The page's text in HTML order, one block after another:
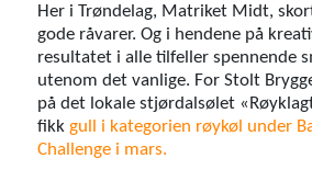
Her i Trøndelag, Matriket Midt,
gode råvarer. Og i hendene på
resultatet i alle tilfeller spennende
utenom det vanlige. For Stolt
på det lokale stjørdalsølet
fikkgull i kategorien røykøl under
Challenge i mars.